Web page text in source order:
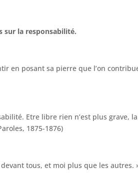
sur la responsabilité.
en posant sa pierre que l’on
Etre libre rien n’est plus grave,
1875-1876)
tous, et moi plus que les autres.